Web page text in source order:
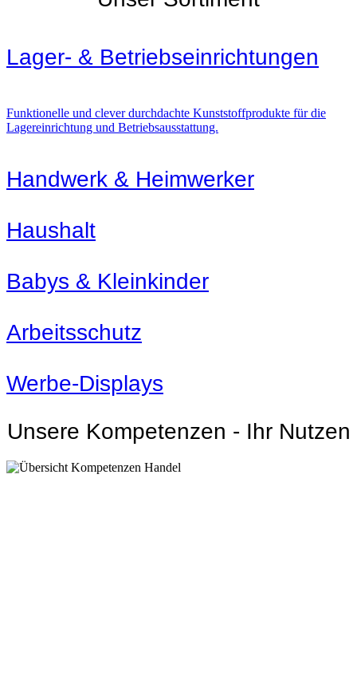
Lager- & Betriebs­einrichtungen
Funktionelle und clever durchdachte Kunststoffprodukte für die
Lagereinrichtung und Betriebsausstattung.
Handwerk & Heimwerker
Haushalt
Babys & Kleinkinder
Arbeitsschutz
Werbe-Displays
Unsere Kompetenzen - Ihr Nutzen